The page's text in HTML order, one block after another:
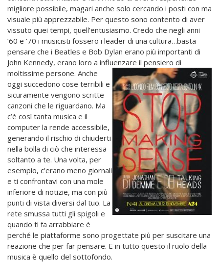
migliore possibile, magari anche solo cercando i posti con ma
visuale più apprezzabile. Per questo sono contento di aver
vissuto quei tempi, quell’entusiasmo. Credo che negli anni
’60 e ’70 i musicisti fossero i leader di una cultura…basta
pensare che i Beatles e Bob Dylan erano più importanti di
John Kennedy, erano loro a influenzare il pensiero di
moltissime persone. Anche
oggi succedono cose terribili e
sicuramente vengono scritte
canzoni che le riguardano. Ma
c’è così tanta musica e il
computer la rende accessibile,
generando il rischio di chiuderti
nella bolla di ciò che interessa
soltanto a te. Una volta, per
esempio, c’erano meno giornali
e ti confrontavi con una mole
inferiore di notizie, ma con più
punti di vista diversi dal tuo. La
rete smussa tutti gli spigoli e
quando ti fa arrabbiare è
perché le piattaforme sono progettate più per suscitare una
reazione che per far pensare. E in tutto questo il ruolo della
musica è quello del sottofondo.